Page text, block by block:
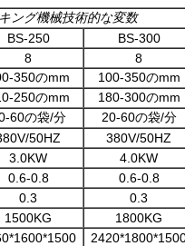
ング機械技術的な変数
BS-250 BS-300
8 8
350のmm 100-350のmm
250のmm 180-300のmm
60の袋/分 20-60の袋/分
50HZ 380V/50HZ
3.0KW 4.0KW
0.6-0.8 0.6-0.8
0.3 0.3
1500KG 1800KG